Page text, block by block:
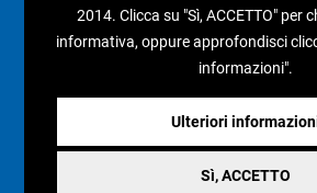
Condizioni generali di vendita
Pagamenti e spedizioni
2014. Clicca su "Sì, ACCETTO" per
informativa, oppure approfondisci
informazioni".
Ulteriori
Sì, ACCETTO